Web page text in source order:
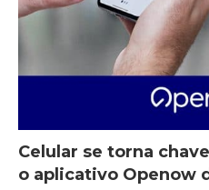
Celular se torna
o aplicativo Openow